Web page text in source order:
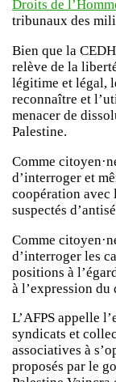
Droits de
tribunaux des
Bien que la
relève de la
légitime et légal,
reconnaître et
menacer de
Palestine.
Comme
d’interroger et
coopération avec
suspectés
Comme
d’interroger les
positions à
à l’expression du
L’AFPS appelle
syndicats et
associatives à
proposés par le